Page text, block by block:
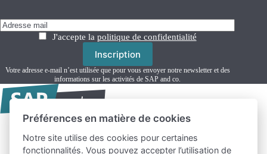
J'accepte la politique de confidentialité
Votre adresse e-mail n’est utilisée que pour vous envoyer notre newsletter et des
informations sur les activités de SAP and co.
Formation SAP
Préférences en matière de cookies
Notre site utilise des cookies pour certaines
fonctionnalités. Vous pouvez accepter l’utilisation de